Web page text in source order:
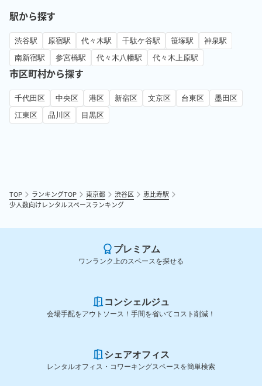
駅から探す
渋谷駅 原宿駅 代々木駅 千駄ケ谷駅 笹塚駅
神泉駅
南新宿駅
参宮橋駅 代々木八幡駅 代々木上原駅
市区町村から探す
千代田区 中央区 港区 新宿区 文京区 台東区
墨田区
江東区
品川区 目黒区
TOP ランキングTOP 東京都 渋谷区
恵比寿駅
少人数向けレンタルスペースランキング
プレミアム
ワンランク上のスペースを探せる
コンシェルジュ
会場手配をアウトソース！手間を省いてコスト削減！
シェアオフィス
レンタルオフィス・コワーキングスペースを簡単検索